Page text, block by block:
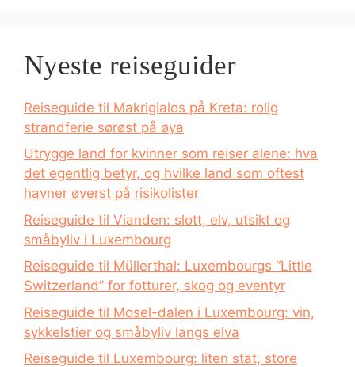
Nyeste reiseguider
Reiseguide til Makrigialos på Kreta: rolig
strandferie sørøst på øya
Utrygge land for kvinner som reiser alene: hva
det egentlig betyr, og hvilke land som oftest
havner øverst på risikolister
Reiseguide til Vianden: slott, elv, utsikt og
småbyliv i Luxembourg
Reiseguide til Müllerthal: Luxembourgs “Little
Switzerland” for fotturer, skog og eventyr
Reiseguide til Mosel-dalen i Luxembourg: vin,
sykkelstier og småbyliv langs elva
Reiseguide til Luxembourg: liten stat, store